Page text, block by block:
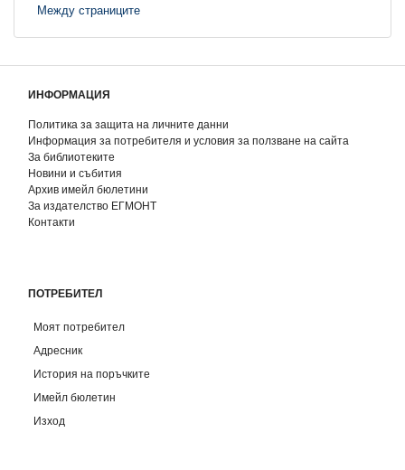
Между страниците
ИНФОРМАЦИЯ
Политика за защита на личните данни
Информация за потребителя и условия за ползване на сайта
За библиотеките
Новини и събития
Архив имейл бюлетини
За издателство ЕГМОНТ
Контакти
ПОТРЕБИТЕЛ
Моят потребител
Адресник
История на поръчките
Имейл бюлетин
Изход